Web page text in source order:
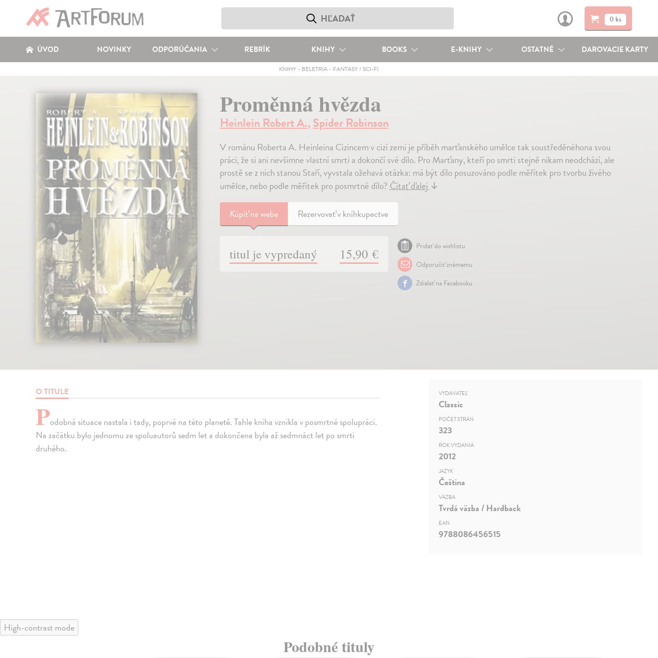
0 ks
ÚVOD NOVINKY ODPORÚČANIA REBRÍK KNIHY BOOKS E-KNIHY OSTATNÉ DAROVACIE KARTY
KNIHY - BELETRIA - FANTASY / SCI-FI
Proměnná hvězda
Heinlein Robert A.,Spider Robinson
V románu Roberta A. Heinleina Cizincem v cizí zemi je příběh marťanského umělce tak soustředěnéhona svou
práci, že si ani nevšimne vlastní smrti a dokončí své dílo. Pro Marťany, kteří po smrti stejně nikam neodchází, ale
prostě se z nich stanou Staří, vyvstala ožehavá otázka: má být dílo posuzováno podle měřítek pro tvorbu živého
umělce, nebo podle měřítek pro posmrtné dílo?Čítať ďalej↓
Kúpiťna webe Rezervovať v kníhkupectve
titul je vypredaný 15,90 €
Pridať do wishlistu
Odporučiť známemu
Zdielať na Facebooku
O TITULE
Podobná situace nastala i tady, poprvé na této planetě. Tahle kniha vznikla v posmrtné spolupráci.
Na začátku bylo jednomu ze spoluautorů sedm let a dokončena byla až sedmnáct let po smrti
druhého.
VYDAVATEĽ
Classic
POČET STRÁN
323
ROK VYDANIA
2012
JAZYK
Čeština
VÄZBA
Tvrdá väzba / Hardback
EAN
9788086456515
High-contrast mode
Podobné tituly